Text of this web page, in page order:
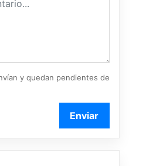
y quedan pendientes de
Enviar